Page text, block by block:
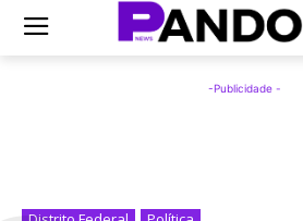
-Publicidade -